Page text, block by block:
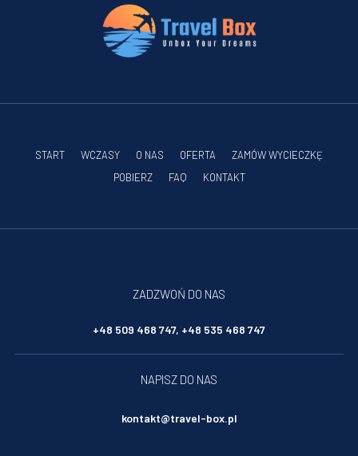
START WCZASY O NAS OFERTA
ZAMÓW WYCIECZKĘ
POBIERZ
FAQ KONTAKT
ZADZWOŃ DO NAS
+48 509 468 747, +48 535 468 747
NAPISZ DO NAS
kontakt@travel-box.pl